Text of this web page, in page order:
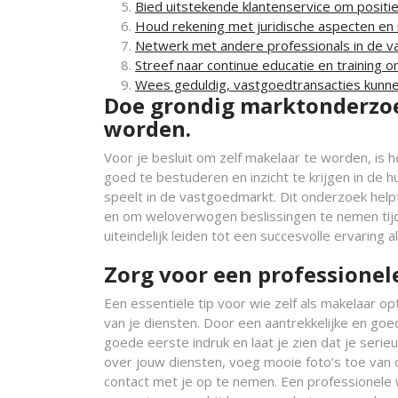
Bied uitstekende klantenservice om
Houd rekening met juridische aspecten
Netwerk met andere professionals in de
Streef naar continue educatie en training
Wees geduldig, vastgoedtransacties
Doe grondig
worden.
Voor je besluit om zelf makelaar te worden, is
goed te bestuderen en inzicht te krijgen in de
speelt in de vastgoedmarkt. Dit onderzoek
en om weloverwogen beslissingen te nemen
uiteindelijk leiden tot een succesvolle ervaring
Zorg voor een
Een essentiële tip voor wie zelf als makelaar
van je diensten. Door een aantrekkelijke en
goede eerste indruk en laat je zien dat je
over jouw diensten, voeg mooie foto’s toe
contact met je op te nemen. Een